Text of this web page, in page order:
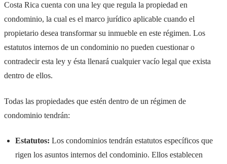
Costa Rica cuenta con una ley que regula la propiedad en
condominio, la cual es el marco jurídico aplicable cuando el
propietario desea transformar su inmueble en este régimen. Los
estatutos internos de un condominio no pueden cuestionar o
contradecir esta ley y ésta llenará cualquier vacío legal que exista
dentro de ellos.
Todas las propiedades que estén dentro de un régimen de
condominio tendrán:
Estatutos: Los condominios tendrán estatutos específicos que
rigen los asuntos internos del condominio. Ellos establecen